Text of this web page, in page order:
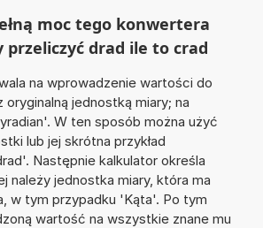
moc tego konwertera
przeliczyć drad ile to crad
na wprowadzenie wartości do
jednostką miary; na
W ten sposób można użyć
lub jej skrótna przykład
Następnie kalkulator określa
należy jednostka miary, która ma
w tym przypadku 'Kąta'. Po tym
wartość na wszystkie znane mu